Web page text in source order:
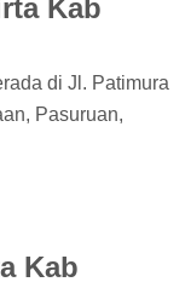
Kab
di Jl. Patimura
Pasuruan,
Kab